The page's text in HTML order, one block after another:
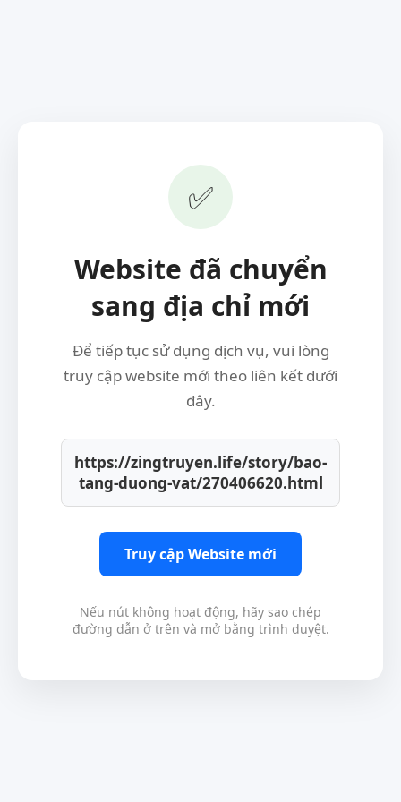
✅
Website đã chuyển
sang địa chỉ mới
Để tiếp tục sử dụng dịch vụ, vui lòng
truy cập website mới theo liên kết dưới
đây.
https://zingtruyen.life/story/bao-
tang-duong-vat/270406620.html
Truy cập Website mới
Nếu nút không hoạt động, hãy sao chép
đường dẫn ở trên và mở bằng trình duyệt.